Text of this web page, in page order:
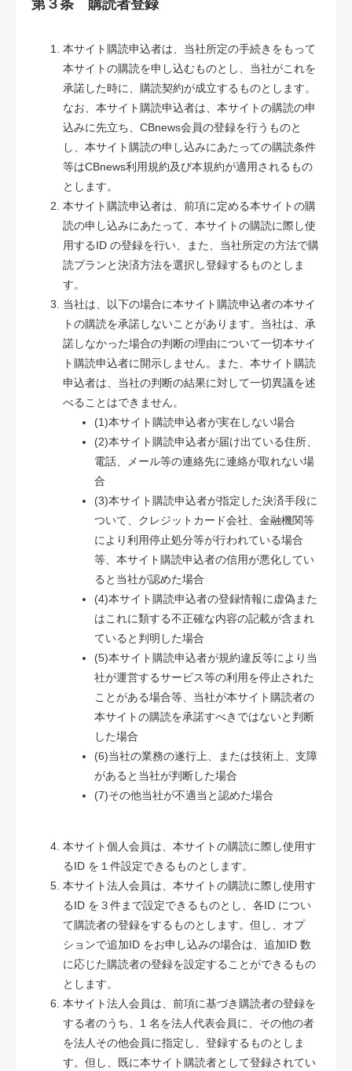
第３条 購読者登録
本サイト購読申込者は、当社所定の手続きをもって
本サイトの購読を申し込むものとし、当社がこれを
承諾した時に、購読契約が成立するものとします。
なお、本サイト購読申込者は、本サイトの購読の申
込みに先立ち、CBnews会員の登録を行うものと
し、本サイト購読の申し込みにあたっての購読条件
等はCBnews利用規約及び本規約が適用されるもの
とします。
本サイト購読申込者は、前項に定める本サイトの購
読の申し込みにあたって、本サイトの購読に際し使
用するID の登録を行い、また、当社所定の方法で購
読プランと決済方法を選択し登録するものとしま
す。
当社は、以下の場合に本サイト購読申込者の本サイ
トの購読を承諾しないことがあります。当社は、承
諾しなかった場合の判断の理由について一切本サイ
ト購読申込者に開示しません。また、本サイト購読
申込者は、当社の判断の結果に対して一切異議を述
べることはできません。
(1)本サイト購読申込者が実在しない場合
(2)本サイト購読申込者が届け出ている住所、
電話、メール等の連絡先に連絡が取れない場
合
(3)本サイト購読申込者が指定した決済手段に
ついて、クレジットカード会社、金融機関等
により利用停止処分等が行われている場合
等、本サイト購読申込者の信用が悪化してい
ると当社が認めた場合
(4)本サイト購読申込者の登録情報に虚偽また
はこれに類する不正確な内容の記載が含まれ
ていると判明した場合
(5)本サイト購読申込者が規約違反等により当
社が運営するサービス等の利用を停止された
ことがある場合等、当社が本サイト購読者の
本サイトの購読を承諾すべきではないと判断
した場合
(6)当社の業務の遂行上、または技術上、支障
があると当社が判断した場合
(7)その他当社が不適当と認めた場合
本サイト個人会員は、本サイトの購読に際し使用す
るID を１件設定できるものとします。
本サイト法人会員は、本サイトの購読に際し使用す
るID を３件まで設定できるものとし、各ID につい
て購読者の登録をするものとします。但し、オプ
ションで追加ID をお申し込みの場合は、追加ID 数
に応じた購読者の登録を設定することができるもの
とします。
本サイト法人会員は、前項に基づき購読者の登録を
する者のうち、1 名を法人代表会員に、その他の者
を法人その他会員に指定し、登録するものとしま
す。但し、既に本サイト購読者として登録されてい